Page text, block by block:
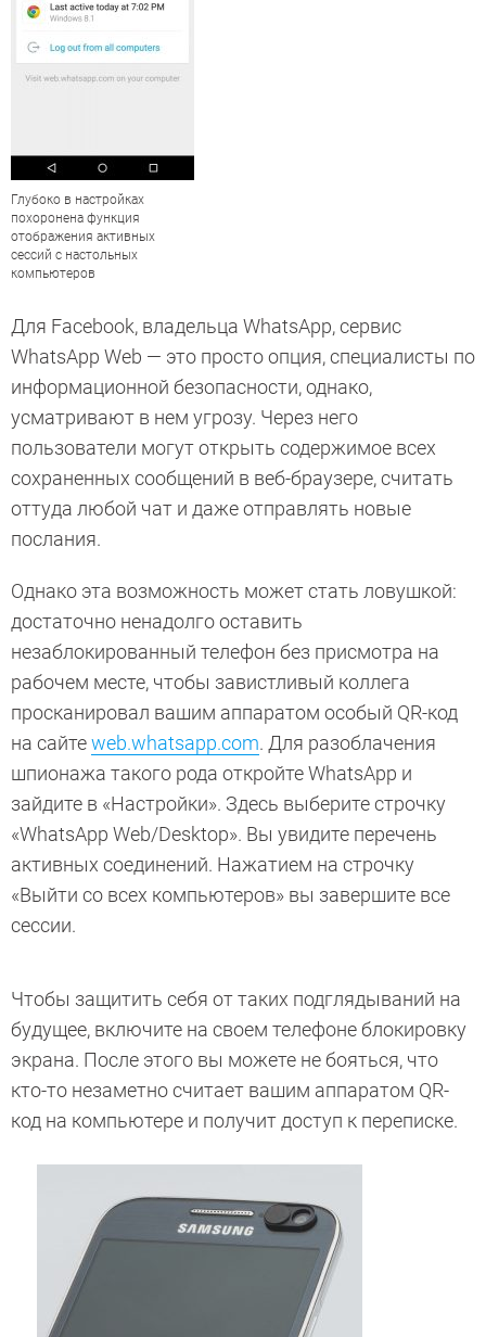
Глубоко в настройках
похоронена функция
отображения активных
сессий с настольных
компьютеров
Для Facebook, владельца WhatsApp, сервис
WhatsApp Web — это просто опция, специалисты по
информационной безопасности, однако,
усматривают в нем угрозу. Через него
пользователи могут открыть содержимое всех
сохраненных сообщений в веб-браузере, считать
оттуда любой чат и даже отправлять новые
послания.
Однако эта возможность может стать ловушкой:
достаточно ненадолго оставить
незаблокированный телефон без присмотра на
рабочем месте, чтобы завистливый коллега
просканировал вашим аппаратом особый QR-код
на сайтеweb.whatsapp.com. Для разоблачения
шпионажа такого рода откройте WhatsApp и
зайдите в «Настройки». Здесь выберите строчку
«WhatsApp Web/Desktop». Вы увидите перечень
активных соединений. Нажатием на строчку
«Выйти со всех компьютеров» вы завершите все
сессии.
Чтобы защитить себя от таких подглядываний на
будущее, включите на своем телефоне блокировку
экрана. После этого вы можете не бояться, что
кто-то незаметно считает вашим аппаратом QR-
код на компьютере и получит доступ к переписке.